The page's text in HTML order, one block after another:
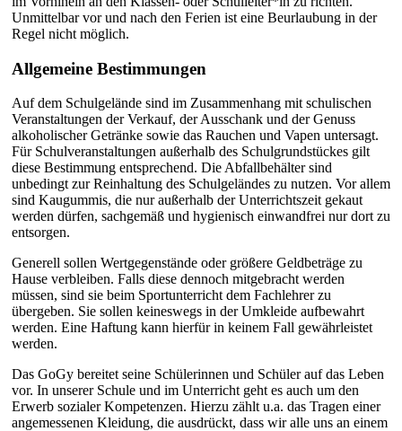
Unmittelbar vor und nach den Ferien ist eine Beurlaubung in der
Regel nicht möglich.
Allgemeine Bestimmungen
Auf dem Schulgelände sind im Zusammenhang mit schulischen
Veranstaltungen der Verkauf, der Ausschank und der Genuss
alkoholischer Getränke sowie das Rauchen und Vapen untersagt.
Für Schulveranstaltungen außerhalb des Schulgrundstückes gilt
diese Bestimmung entsprechend. Die Abfallbehälter sind
unbedingt zur Reinhaltung des Schulgeländes zu nutzen. Vor allem
sind Kaugummis, die nur außerhalb der Unterrichtszeit gekaut
werden dürfen, sachgemäß und hygienisch einwandfrei nur dort zu
entsorgen.
Generell sollen Wertgegenstände oder größere Geldbeträge zu
Hause verbleiben. Falls diese dennoch mitgebracht werden
müssen, sind sie beim Sportunterricht dem Fachlehrer zu
übergeben. Sie sollen keineswegs in der Umkleide aufbewahrt
werden. Eine Haftung kann hierfür in keinem Fall gewährleistet
werden.
Das GoGy bereitet seine Schülerinnen und Schüler auf das Leben
vor. In unserer Schule und im Unterricht geht es auch um den
Erwerb sozialer Kompetenzen. Hierzu zählt u.a. das Tragen einer
angemessenen Kleidung, die ausdrückt, dass wir alle uns an einem